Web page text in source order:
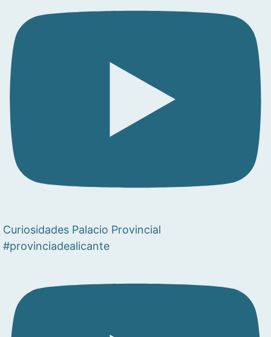
Curiosidades Palacio Provincial
#provinciadealicante